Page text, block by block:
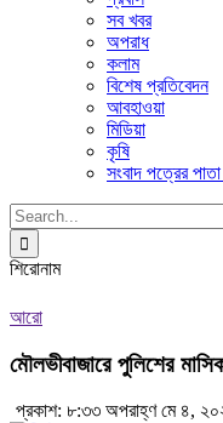
সব খবর
অপরাধ
কলাম
বিশেষ প্রতিবেদন
আবহাওয়া
মিডিয়া
কৃষি
সংবাদ পত্রের
Search
for:
শিরোনাম
আরো
মৌলভীবাজারে পুলিশের
প্রকাশ: ৮:৩৩ অপরাহ্ণ মে ৪,